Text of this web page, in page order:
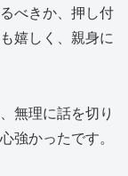
べきか、押し付
嬉しく、親身に
無理に話を切り
強かったです。